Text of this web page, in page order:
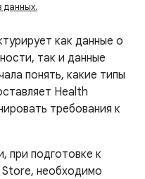
данных.
как данные о
так и данные
понять, какие типы
Health
требования к
при подготовке к
Store, необходимо